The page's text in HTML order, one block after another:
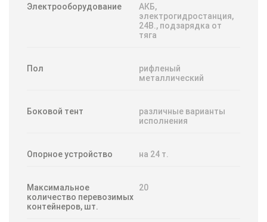
Электрооборудование
АКБ,
электрогидростанция,
24В., подзарядка от
тяга
Пол
рифленый
металлический
Боковой тент
различные варианты
исполнения
Опорное устройство на 24 т.
Максимальное
количество перевозимых
контейнеров, шт.
20